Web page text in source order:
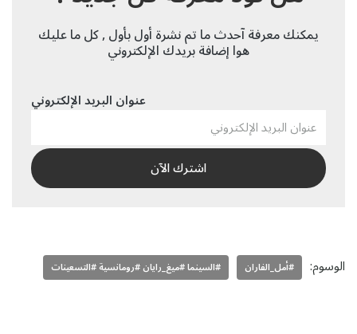
يمكنك معرفة آحدث ما تم نشرة أول بأول , كل ما عليك
هوا إضافة بريدك الإلكتروني
عنوان البريد الإلكتروني
الوسوم: #أمل_الفاران #السينما #ميغ_رايان #رومانسية #التسعينات